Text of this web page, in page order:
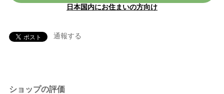
日本国内にお住まいの方向け
通報する
ショップの評価